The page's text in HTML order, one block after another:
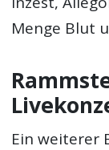
Menge Blut
Ein weiterer